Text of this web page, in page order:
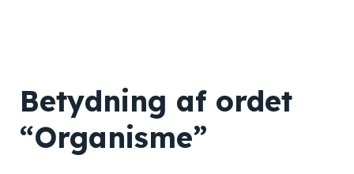
Betydning af ordet
“Organisme”